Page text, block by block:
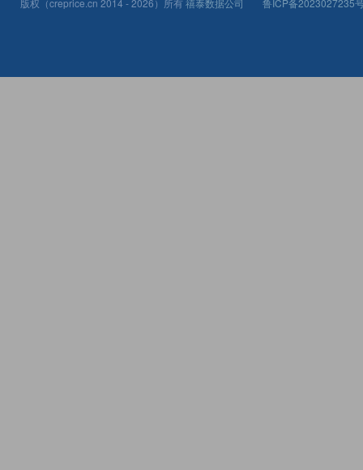
版权（creprice.cn 2014 - 2026）所有禧泰数据公司 鲁ICP备2023027235